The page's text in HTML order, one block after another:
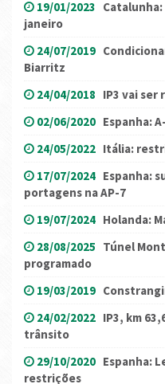
19/01/2023 Catalunha:
janeiro
24/07/2019
Biarritz
24/04/2018 IP3 vai
02/06/2020 Espanha:
24/05/2022 Itália:
17/07/2024 Espanha:
portagens na AP-7
19/07/2024 Holanda:
28/08/2025 Túnel
programado
19/03/2019
24/02/2022 IP3, km
trânsito
29/10/2020 Espanha:
restrições